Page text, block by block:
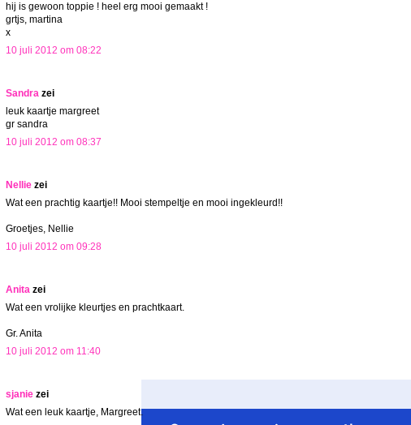
hij is gewoon toppie ! heel erg mooi gemaakt !
grtjs, martina
x
10 juli 2012 om 08:22
Sandra zei
leuk kaartje margreet
gr sandra
10 juli 2012 om 08:37
Nellie zei
Wat een prachtig kaartje!! Mooi stempeltje en mooi ingekleurd!!
Groetjes, Nellie
10 juli 2012 om 09:28
Anita zei
Wat een vrolijke kleurtjes en prachtkaart.
Gr. Anita
10 juli 2012 om 11:40
sjanie zei
Wat een leuk kaartje, Margreet.